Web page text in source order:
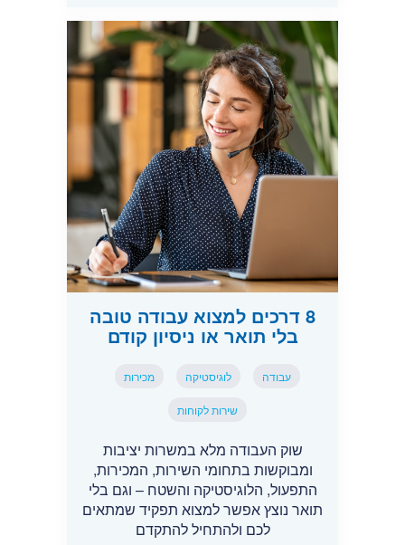
8 דרכים למצוא עבודה טובה
בלי תואר או ניסיון קודם
עבודה לוגיסטיקה מכירות
שירות לקוחות
שוק העבודה מלא במשרות יציבות
ומבוקשות בתחומי השירות, המכירות,
התפעול, הלוגיסטיקה והשטח – וגם בלי
תואר נוצץ אפשר למצוא תפקיד שמתאים
לכם ולהתחיל להתקדם